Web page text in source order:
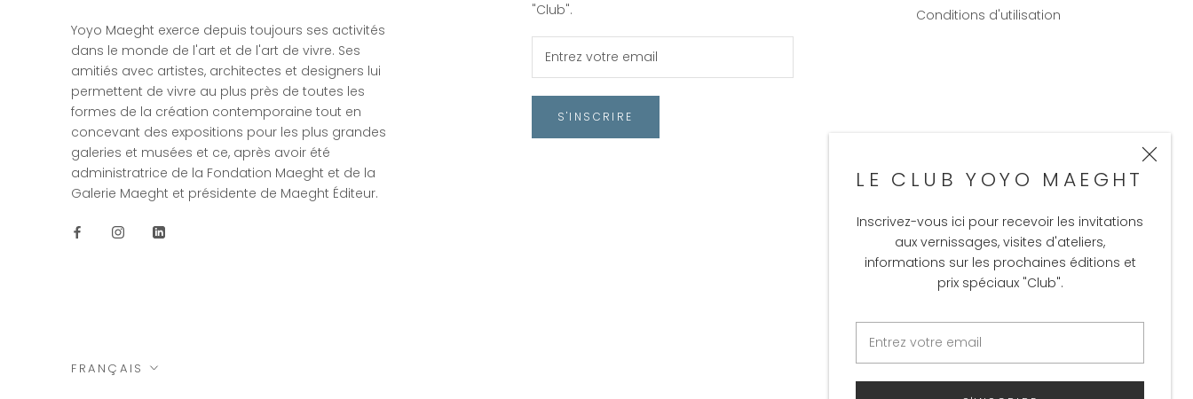
LE CLUB YOYO MAEGHT
Inscrivez-vous ici pour recevoir les invitations
aux vernissages, visites d'ateliers,
informations sur les prochaines éditions et
prix spéciaux "Club".
Yoyo Maeght exerce depuis toujours ses activités
dans le monde de l'art et de l'art de vivre. Ses
amitiés avec artistes, architectes et designers lui
permettent de vivre au plus près de toutes les
formes de la création contemporaine tout en
concevant des expositions pour les plus grandes
galeries et musées et ce, après avoir été
administratrice de la Fondation Maeght et de la
Galerie Maeght et présidente de Maeght Éditeur.
"Club".
S'INSCRIRE
Conditions d'utilisation
Langue
FRANÇAIS